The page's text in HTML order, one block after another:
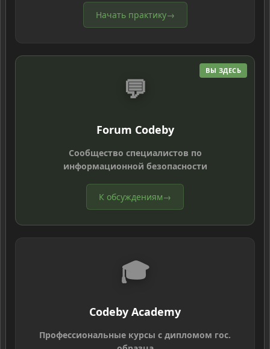
Начать практику→
ВЫ ЗДЕСЬ
💬
Forum Codeby
Сообщество специалистов по
информационной безопасности
К обсуждениям→
🎓
Codeby Academy
Профессиональные курсы с дипломом гос.